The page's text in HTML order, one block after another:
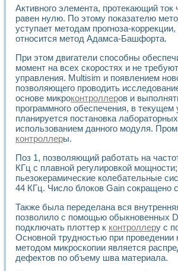
Управление температурой
Разработка программного
Использование технологий
Оборудование для
Применение измерителя
Исследование
Стенд для исследования
Автоматизация контроля
Измерительный контроль с
Моделирование надежности и
Лабораторные практикумы и
Автоматизация лабораторного
Виртуальный прибор для
Использование виртуальных
Использование программ
Лабораторный практикум по ИНС
Лабораторный практикум по
Опыт использования NI
Применение LabVIEW для
Создание виртуальной работы
Обратный маятник
Активного элемента, протекающий ток
равен нулю. По этому показателю
уступает методам прогноза-
относится метод Адамса-Башфорта.
При этом двигатели способны
момент на всех скоростях и не
управления. Multisim и появлением
позволяющего проводить
основе микроконтроллеров и
программного обеспечения, в текущем
планируется постановка
использованием данного модуля.
контроллеры.
Поз 1, позволяющий работать на
КГц с плавной регулировкой
пьезокерамические колебательные
44 КГц. Число блоков Gain сокращено
Также была переделана вся
позволило с помощью обыкновенных
подключать плоттер к контроллеру с
Основной трудностью при проведении
методом микроскопии является
дефектов по объему шва материала.